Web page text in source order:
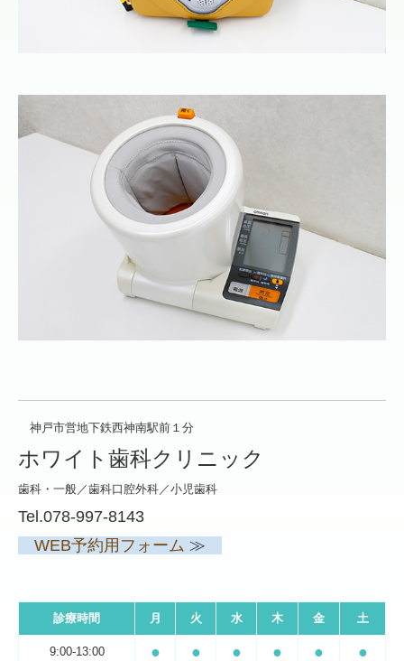
神戸市営地下鉄西神南駅前１分
ホワイト歯科クリニック
歯科・一般／歯科口腔外科／小児歯科
Tel.078-997-8143
WEB予約用フォーム ≫
診療時間 月 火 水 木 金 土
9:00-13:00 ● ● ● ● ● ●